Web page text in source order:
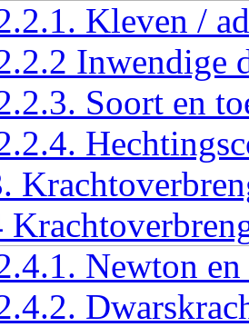
Kleven /
Inwendige
Soort en
Newton